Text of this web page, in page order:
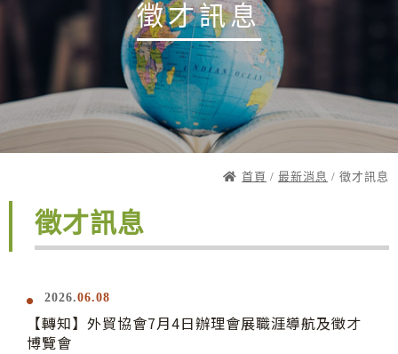
徵才訊息
首頁 / 最新消息 / 徵才訊息
徵才訊息
2026.06.08
【轉知】外貿協會7月4日辦理會展職涯導航及徵才
博覽會